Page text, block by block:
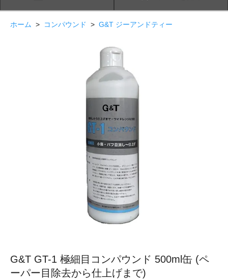
ホーム > コンパウンド > G&T ジーアンドティー
G&T GT-1 極細目コンパウンド 500ml缶 (ペ
ーパー目除去から仕上げまで)